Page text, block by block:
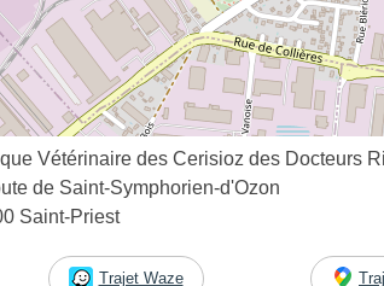
Vétérinaire des Cerisioz des Docteurs
de Saint-Symphorien-d'Ozon
Saint-Priest
Trajet Waze